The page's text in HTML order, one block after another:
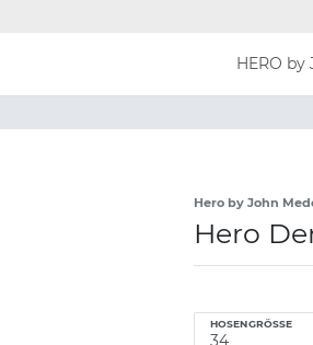
HERO by
Hero by John
Hero
HOSENGRÖSSE